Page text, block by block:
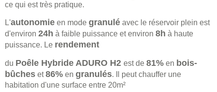
ce qui est très pratique.
L'autonomie en mode granulé avec le réservoir plein est
d'environ 24h à faible puissance et environ 8h à haute
puissance. Le rendement
du Poêle Hybride ADURO H2 est de 81% en bois-
bûches et86% en granulés. Il peut chauffer une
habitation d'une surface entre 20m²